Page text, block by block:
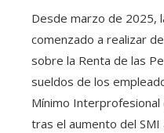
Desde marzo de 2025,
comenzado a realizar
sobre la Renta de las
sueldos de los
Mínimo
tras el aumento del